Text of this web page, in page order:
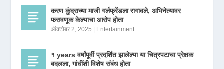
करण कुंद्राच्या माजी गर्लफ्रेंडला रागावले, अभिनेत्यावर
फसवणूक केल्याचा आरोप होता
ऑक्टोबर 2, 2025 Entertainment
१ years वर्षांपूर्वी प्रदर्शित झालेल्या या चित्रपटाचा प्रेक्षक
बदलला, गांधींशी विशेष संबंध होता